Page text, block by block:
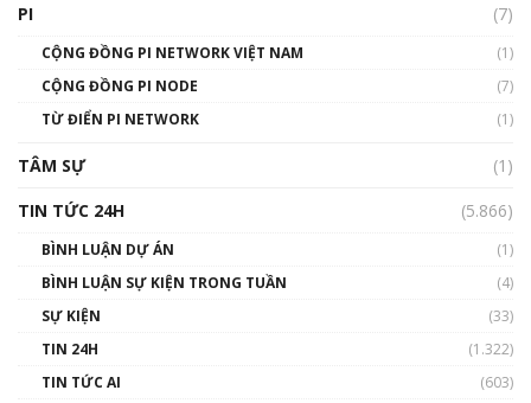
Talkshow 14: MemeCoin – Trò đùa tỷ đô
01:29:26
PI (7)
CỘNG ĐỒNG PI NETWORK VIỆT NAM
(1)
CỘNG ĐỒNG PI NODE
(7)
TỪ ĐIỂN PI NETWORK
(1)
TÂM SỰ
(1)
TIN TỨC 24H
(5.866)
BÌNH LUẬN DỰ ÁN
(1)
BÌNH LUẬN SỰ KIỆN TRONG TUẦN
(4)
SỰ KIỆN
(33)
TIN 24H
(1.322)
TIN TỨC AI
(603)